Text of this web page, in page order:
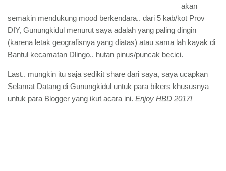
akan
semakin mendukung mood berkendara.. dari 5 kab/kot Prov
DIY, Gunungkidul menurut saya adalah yang paling dingin
(karena letak geografisnya yang diatas) atau sama lah kayak di
Bantul kecamatan Dlingo.. hutan pinus/puncak becici.
Last.. mungkin itu saja sedikit share dari saya, saya ucapkan
Selamat Datang di Gunungkidul untuk para bikers khususnya
untuk para Blogger yang ikut acara ini. Enjoy HBD 2017!